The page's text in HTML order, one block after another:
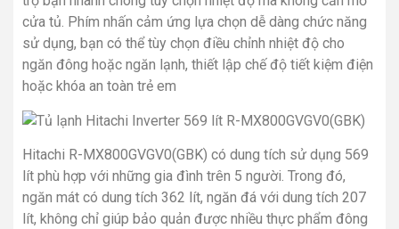
cửa tủ. Phím nhấn cảm ứng lựa chọn dễ dàng chức năng
sử dụng, bạn có thể tùy chọn điều chỉnh nhiệt độ cho
ngăn đông hoặc ngăn lạnh, thiết lập chế độ tiết kiệm điện
hoặc khóa an toàn trẻ em
Hitachi R-MX800GVGV0(GBK) có dung tích sử dụng 569
lít phù hợp với những gia đình trên 5 người. Trong đó,
ngăn mát có dung tích 362 lít, ngăn đá với dung tích 207
lít, không chỉ giúp bảo quản được nhiều thực phẩm đông